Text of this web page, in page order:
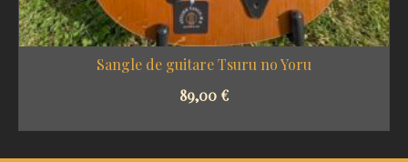
Sangle de guitare Tsuru no Yoru
89,00 €